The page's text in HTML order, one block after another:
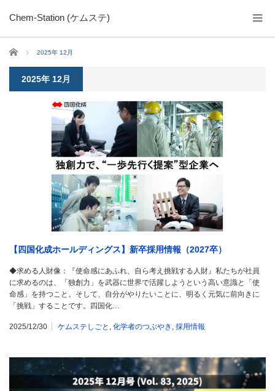
Chem-Station (ケムステ)
ホーム 2025年 12月
2025年 12月
【四国化成ホールディングス】新卒採用情報（2027卒）
◆求める人財像：『使命感にあふれ、自ら考え挑戦する人財』私たちが社員
に求めるのは、「独創力」を武器に世界で活躍しようという高い意識と「使
命感」を持つこと。そして、自分がやりたいことに、明るく元気に前向きに
「挑戦」することです。四国化…
2025/12/30 ケムステしごと , 化学者のつぶやき , 採用情報